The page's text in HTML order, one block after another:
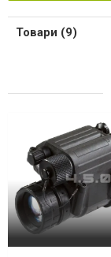
Товари (9)